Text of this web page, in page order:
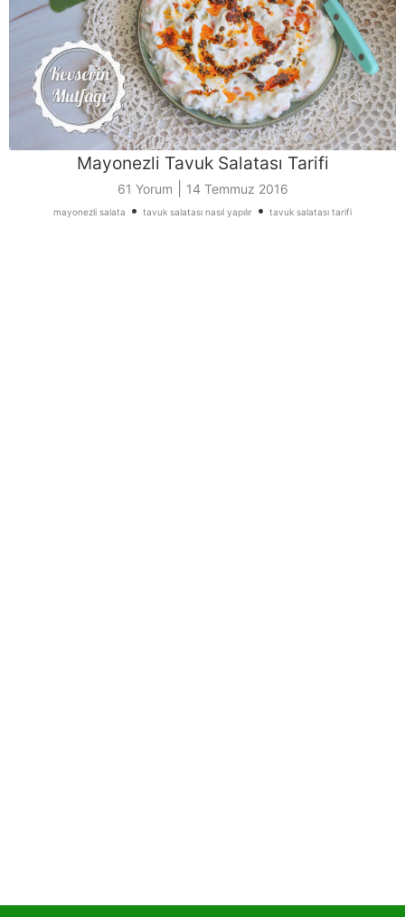
Mayonezli Tavuk Salatası Tarifi
61 Yorum 14 Temmuz 2016
mayonezli salata • tavuk salatası nasıl yapılır • tavuk salatası tarifi